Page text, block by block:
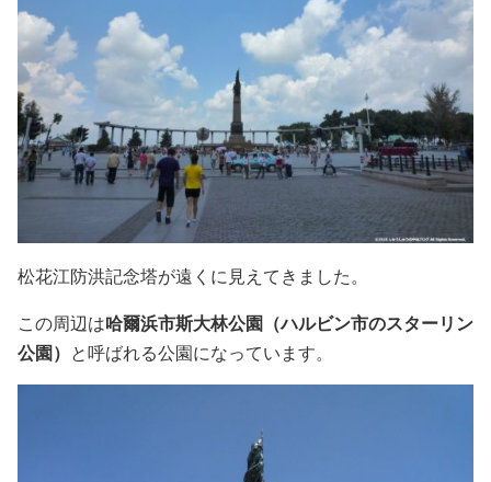
松花江防洪記念塔が遠くに見えてきました。
この周辺は哈爾浜市斯大林公園（ハルビン市のスターリン
公園） と呼ばれる公園になっています。